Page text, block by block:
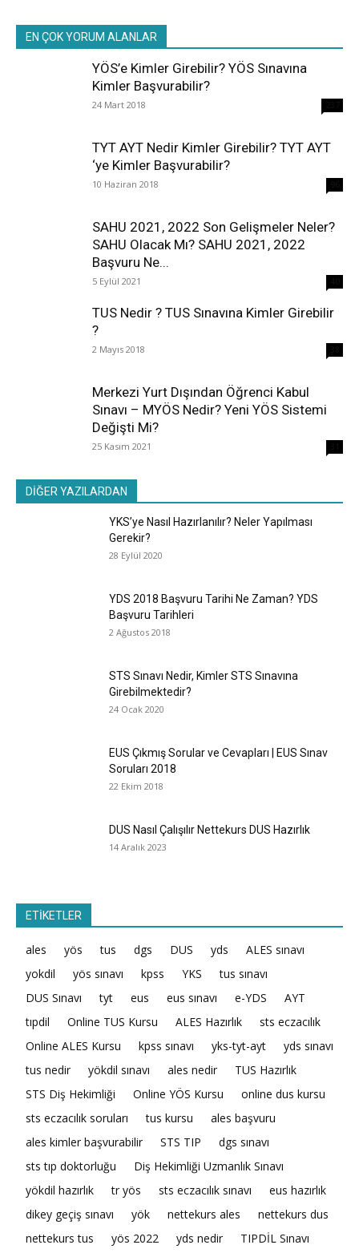
EN ÇOK YORUM ALANLAR
YÖS’e Kimler Girebilir? YÖS Sınavına
Kimler Başvurabilir?
24 Mart 2018
TYT AYT Nedir Kimler Girebilir? TYT AYT
‘ye Kimler Başvurabilir?
10 Haziran 2018
SAHU 2021, 2022 Son Gelişmeler Neler?
SAHU Olacak Mı? SAHU 2021, 2022
Başvuru Ne...
5 Eylül 2021
TUS Nedir ? TUS Sınavına Kimler Girebilir
?
2 Mayıs 2018
Merkezi Yurt Dışından Öğrenci Kabul
Sınavı – MYÖS Nedir? Yeni YÖS Sistemi
Değişti Mi?
25 Kasım 2021
DİĞER YAZILARDAN
YKS’ye Nasıl Hazırlanılır? Neler Yapılması
Gerekir?
28 Eylül 2020
YDS 2018 Başvuru Tarihi Ne Zaman? YDS
Başvuru Tarihleri
2 Ağustos 2018
STS Sınavı Nedir, Kimler STS Sınavına
Girebilmektedir?
24 Ocak 2020
EUS Çıkmış Sorular ve Cevapları | EUS Sınav
Soruları 2018
22 Ekim 2018
DUS Nasıl Çalışılır Nettekurs DUS Hazırlık
14 Aralık 2023
ETİKETLER
ales yös tus dgs DUS yds
ALES sınavı
yokdil
yös sınavı kpss YKS
tus sınavı
DUS Sınavı
tyt eus eus sınavı e-YDS
AYT
tıpdil
Online TUS Kursu ALES Hazırlık
sts eczacılık
Online ALES Kursu
kpss sınavı yks-tyt-ayt
yds sınavı
tus nedir
yökdil sınavı ales nedir
TUS Hazırlık
STS Diş Hekimliği
Online YÖS Kursu
online dus kursu
sts eczacılık soruları
tus kursu
ales başvuru
ales kimler başvurabilir
STS TIP
dgs sınavı
sts tıp doktorluğu
Diş Hekimliği Uzmanlık Sınavı
yökdil hazırlık
tr yös sts eczacılık sınavı
eus hazırlık
dikey geçiş sınavı
yök nettekurs ales
nettekurs dus
nettekurs tus
yös 2022 yds nedir
TIPDİL Sınavı